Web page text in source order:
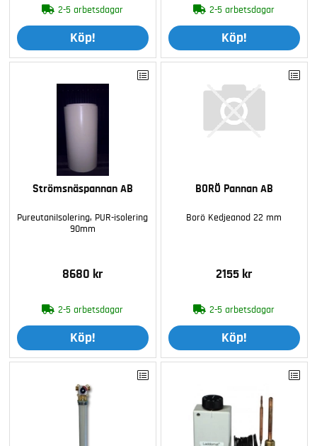
2-5 arbetsdagar
Köp!
2-5 arbetsdagar
Köp!
Strömsnäspannan AB
PureutaniIsolering, PUR-isolering
90mm
8680 kr
2-5 arbetsdagar
Köp!
BORÖ Pannan AB
Borö Kedjeanod 22 mm
2155 kr
2-5 arbetsdagar
Köp!